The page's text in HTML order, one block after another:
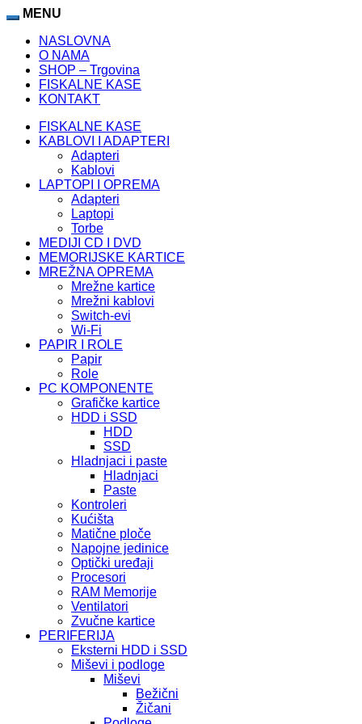
MENU
NASLOVNA
O NAMA
SHOP – Trgovina
FISKALNE KASE
KONTAKT
FISKALNE KASE
KABLOVI I ADAPTERI
Adapteri
Kablovi
LAPTOPI I OPREMA
Adapteri
Laptopi
Torbe
MEDIJI CD I DVD
MEMORIJSKE KARTICE
MREŽNA OPREMA
Mrežne kartice
Mrežni kablovi
Switch-evi
Wi-Fi
PAPIR I ROLE
Papir
Role
PC KOMPONENTE
Grafičke kartice
HDD i SSD
HDD
SSD
Hladnjaci i paste
Hladnjaci
Paste
Kontroleri
Kućišta
Matične ploče
Napojne jedinice
Optički uređaji
Procesori
RAM Memorije
Ventilatori
Zvučne kartice
PERIFERIJA
Eksterni HDD i SSD
Miševi i podloge
Miševi
Bežični
Žičani